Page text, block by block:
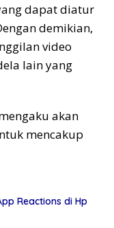
dapat diatur
demikian,
video
lain yang
akan
mencakup
Reactions di Hp